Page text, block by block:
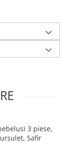
3 piese,
Safir